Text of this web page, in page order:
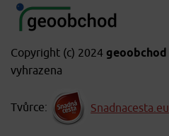
Copyright (c) 2024 geoobchod
vyhrazena
Tvůrce: Snadnacesta.eu